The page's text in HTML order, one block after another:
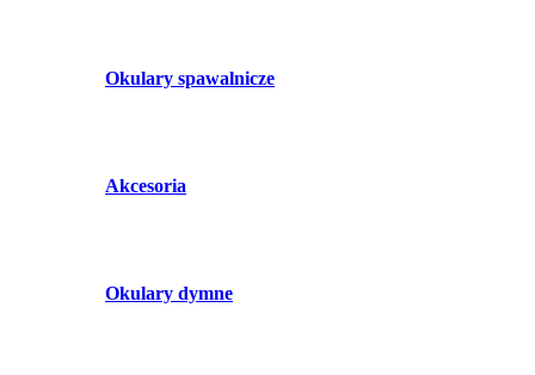
Okulary spawalnicze
Akcesoria
Okulary dymne